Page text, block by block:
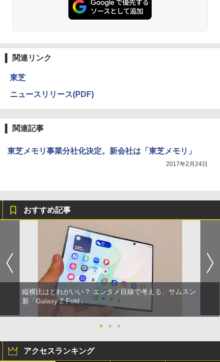
関連リンク
東芝
ニュースリリース(PDF)
関連記事
東芝メモリ事業分社化決定。新会社は「東芝メモリ」
2017年2月24日
おすすめ記事
縦横比はどれがいい？ エンタメ目線で考える、サムスン
新「Galaxy Z Fold」
● ● ●
アクセスランキング